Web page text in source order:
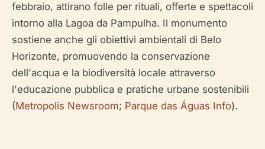
febbraio, attirano folle per rituali, offerte e spettacoli
intorno alla Lagoa da Pampulha. Il monumento
sostiene anche gli obiettivi ambientali di Belo
Horizonte, promuovendo la conservazione
dell'acqua e la biodiversità locale attraverso
l'educazione pubblica e pratiche urbane sostenibili
(Metropolis Newsroom; Parque das Águas Info).